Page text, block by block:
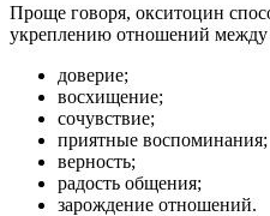
Проще говоря, окситоцин
укреплению отношений между
доверие;
восхищение;
сочувствие;
приятные воспоминания;
верность;
радость общения;
зарождение отношений.